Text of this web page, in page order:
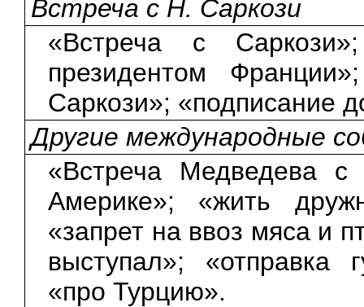
Встреча с Н. Саркози
«Встреча с
президентом
Саркози»; «подписание
Другие международные
«Встреча Медведева с
Америке»; «жить
«запрет на ввоз мяса и
выступал»; «отправка
«про Турцию».